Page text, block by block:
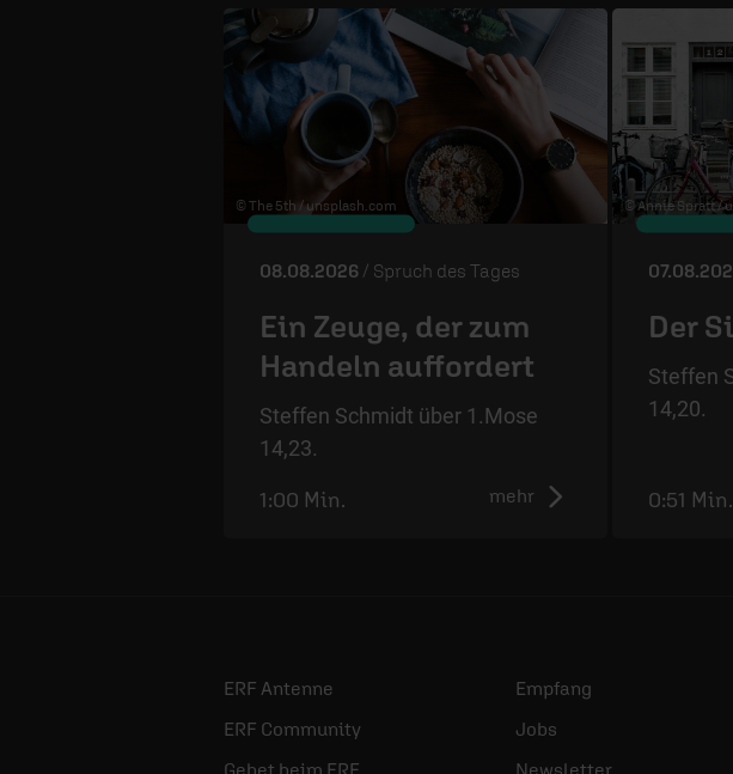
© The 5th / unsplash.com
08.08.2026 / Spruch des Tages
Ein Zeuge, der zum
Handeln auffordert
Steffen Schmidt über 1.Mose
14,23.
mehr
1:00 Min.
© Annie Spratt /
Der
Steffen
14,20.
0:51 Min.
ERF Antenne
ERF Community
Gebet beim ERF
Empfang
Jobs
Newsletter